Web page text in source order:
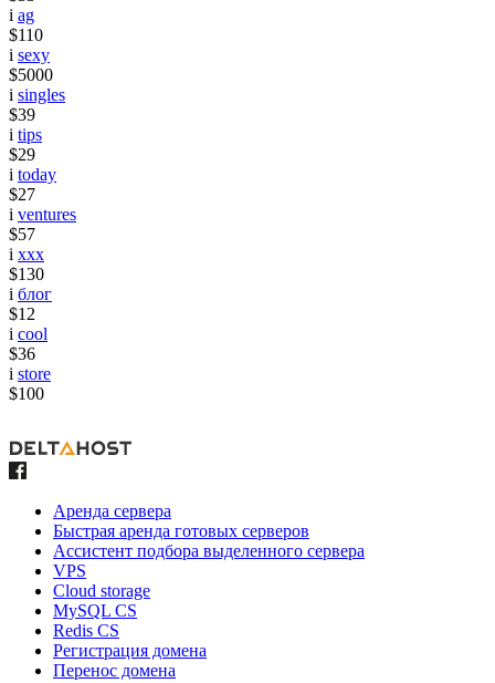
i ag
$110
i sexy
$5000
i singles
$39
i tips
$29
i today
$27
i ventures
$57
i xxx
$130
i блог
$12
i cool
$36
i store
$100
Аренда сервера
Быстрая аренда готовых серверов
Ассистент подбора выделенного сервера
VPS
Cloud storage
MySQL CS
Redis CS
Регистрация домена
Перенос домена